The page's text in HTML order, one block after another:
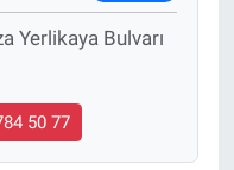
Yerlikaya Bulvarı
50 77